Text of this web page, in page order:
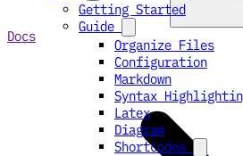
Getting Started
Guide
Organize Files
Configuration
Markdown
Syntax
Latex
Diagram
Shortcodes
Docs